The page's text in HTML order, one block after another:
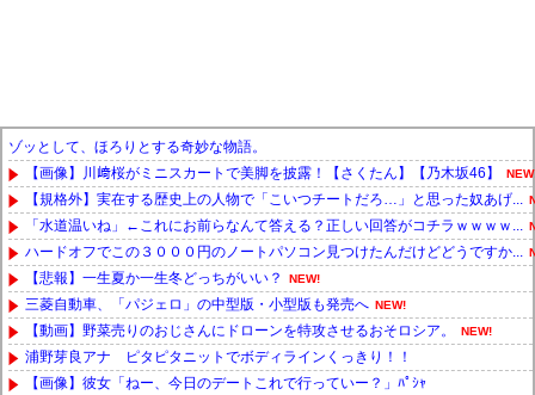
ゾッとして、ほろりとする奇妙な物語。
【画像】川﨑桜がミニスカートで美脚を披露！【さくたん】【乃木坂46】
【規格外】実在する歴史上の人物で「こいつチートだろ…」と思った奴あげ...
「水道温いね」←これにお前らなんて答える？正しい回答がコチラｗｗｗｗ...
ハードオフでこの３０００円のノートパソコン見つけたんだけどどうですか...
【悲報】一生夏か一生冬どっちがいい？ NEW!
三菱自動車、「パジェロ」の中型版・小型版も発売へ NEW!
【動画】野菜売りのおじさんにドローンを特攻させるおそロシア。 NEW!
浦野芽良アナ ピタピタニットでボディラインくっきり！！
【画像】彼女「ねー、今日のデートこれで行っていー？」ﾊﾟｼｬ